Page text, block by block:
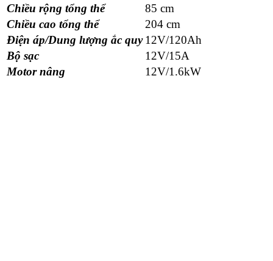
Chiều rộng tổng thể
85 cm
Chiều cao tổng thể
204 cm
Điện áp/Dung lượng ắc quy 12V/120Ah
Bộ sạc
12V/15A
Motor nâng
12V/1.6kW